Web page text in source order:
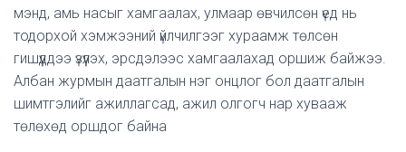
мэнд, амь насыг хамгаалах, улмаар өвчилсөн үед нь
тодорхой хэмжээний үйлчилгээг хураамж төлсөн
гишүүддээ үзүүлэх, эрсдэлээс хамгаалахад оршиж байжээ.
Албан журмын даатгалын нэг онцлог бол даатгалын
шимтгэлийг ажиллагсад, ажил олгогч нар хувааж
төлөхөд оршдог байна